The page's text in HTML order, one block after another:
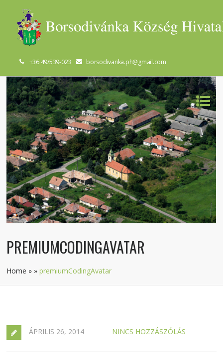
+36 49/539-023 borsodivanka.ph@gmail.com
PREMIUMCODINGAVATAR
Home » »premiumCodingAvatar
ÁPRILIS 26, 2014 NINCS HOZZÁSZÓLÁS